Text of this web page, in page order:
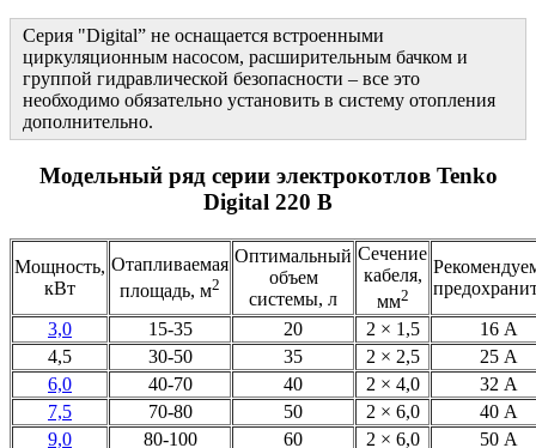
Cерия "Digital” не оснащается встроенными
циркуляционным насосом, расширительным бачком и
группой гидравлической безопасности – все это
необходимо обязательно установить в систему отопления
дополнительно.
Модельный ряд серии электрокотлов Tenko
Digital 220 В
Мощность,
кВт
Отапливаемая
площадь, м2
Оптимальный
объем
системы, л
Сечение
кабеля,
мм2
3,0
15-35 20 2 × 1,5
16 А
4,5
30-50 35 2 × 2,5
25 А
6,0
40-70 40 2 × 4,0
32 А
7,5
70-80 50 2 × 6,0
40 А
9,0
80-100 60 2 × 6,0 50 А